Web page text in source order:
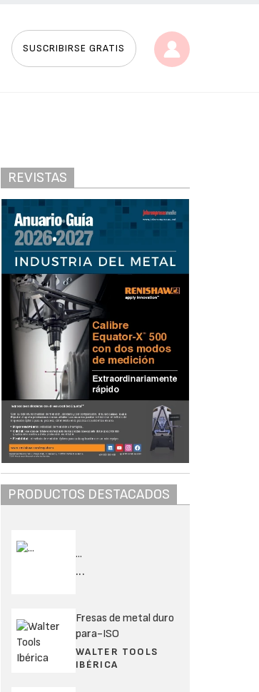
SUSCRIBIRSE GRATIS
REVISTAS
PRODUCTOS DESTACADOS
...
...
Fresas de metal duro
para-ISO
WALTER TOOLS
IBÉRICA